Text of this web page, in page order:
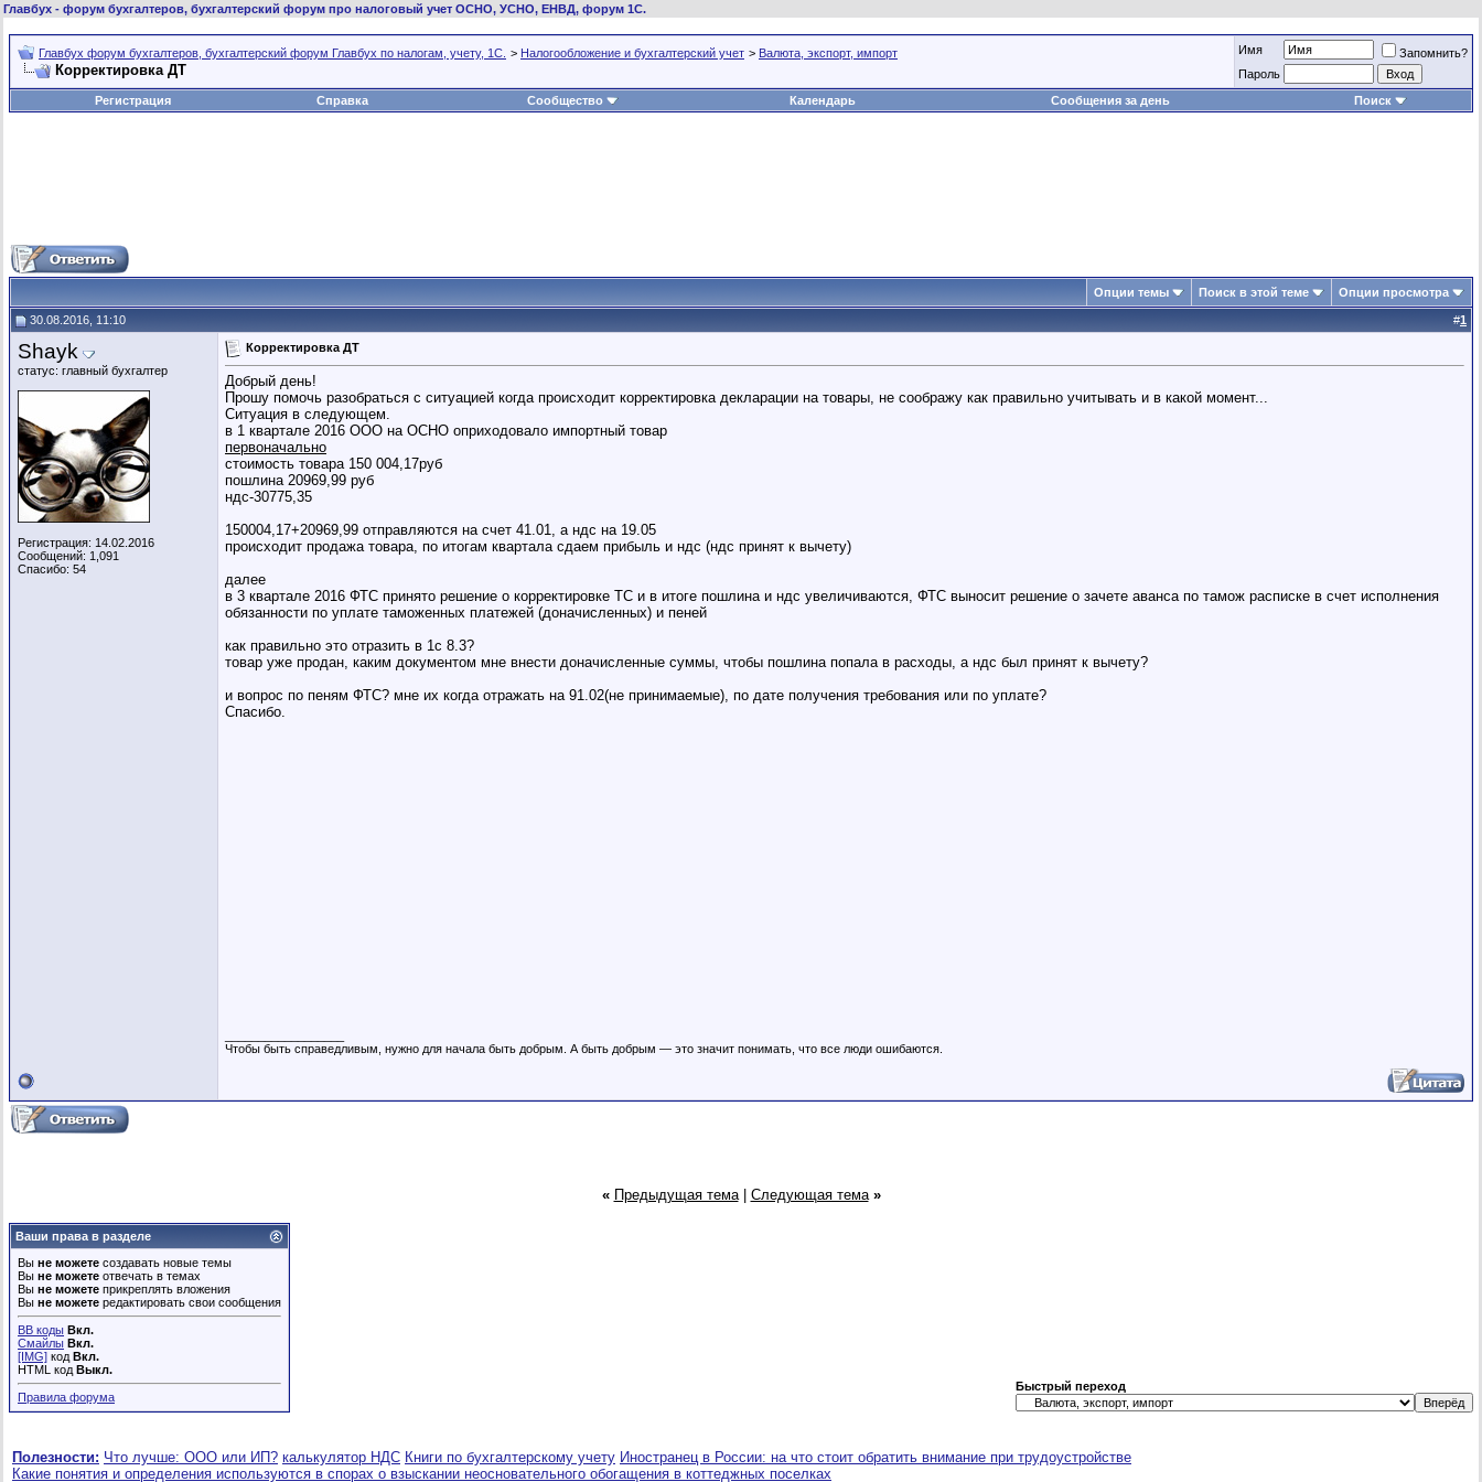
Главбух - форум бухгалтеров, бухгалтерский форум про налоговый учет ОСНО, УСНО, ЕНВД, форум 1С.
Главбух форум бухгалтеров, бухгалтерский форум Главбух по налогам, учету, 1С. > Налогообложение и бухгалтерский учет > Валюта, экспорт, импорт
Корректировка ДТ
Имя
Запомнить?
Пароль
Регистрация
Справка Сообщество Календарь Сообщения за день Поиск
Опции темы Поиск в этой теме Опции просмотра
30.08.2016, 11:10 #1
Shayk
статус: главный бухгалтер
Регистрация: 14.02.2016
Сообщений: 1,091
Спасибо: 54
Корректировка ДТ
Добрый день!
Прошу помочь разобраться с ситуацией когда происходит корректировка декларации на товары, не соображу как правильно учитывать и в какой момент...
Ситуация в следующем.
в 1 квартале 2016 ООО на ОСНО оприходовало импортный товар
первоначально
стоимость товара 150 004,17руб
пошлина 20969,99 руб
ндс-30775,35
150004,17+20969,99 отправляются на счет 41.01, а ндс на 19.05
происходит продажа товара, по итогам квартала сдаем прибыль и ндс (ндс принят к вычету)
далее
в 3 квартале 2016 ФТС принято решение о корректировке ТС и в итоге пошлина и ндс увеличиваются, ФТС выносит решение о зачете аванса по тамож расписке в счет исполнения
обязанности по уплате таможенных платежей (доначисленных) и пеней
как правильно это отразить в 1с 8.3?
товар уже продан, каким документом мне внести доначисленные суммы, чтобы пошлина попала в расходы, а ндс был принят к вычету?
и вопрос по пеням ФТС? мне их когда отражать на 91.02(не принимаемые), по дате получения требования или по уплате?
Спасибо.
Чтобы быть справедливым, нужно для начала быть добрым. А быть добрым — это значит понимать, что все люди ошибаются.
« Предыдущая тема| Следующая тема »
Ваши права в разделе
Вы не можете создавать новые темы
Вы не можете отвечать в темах
Вы не можете прикреплять вложения
Вы не можете редактировать свои сообщения
BB коды Вкл.
Смайлы Вкл.
[IMG] код Вкл.
HTML код Выкл.
Правила форума
Быстрый переход
Полезности: Что лучше: ООО или ИП? калькулятор НДС Книги по бухгалтерскому учету Иностранец в России: на что стоит обратить внимание при трудоустройстве
Какие понятия и определения используются в спорах о взыскании неосновательного обогащения в коттеджных поселках